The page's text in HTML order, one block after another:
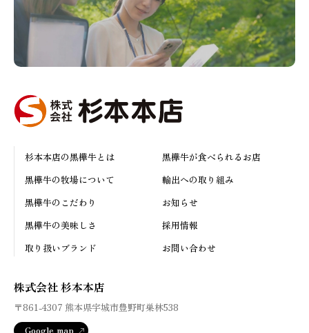
杉本本店の黒樺牛とは
黒樺牛が食べられるお店
黒樺牛の牧場について
輸出への取り組み
黒樺牛のこだわり
お知らせ
黒樺牛の美味しさ
採用情報
取り扱いブランド
お問い合わせ
株式会社 杉本本店
〒861-4307 熊本県宇城市豊野町巣林538
Google map